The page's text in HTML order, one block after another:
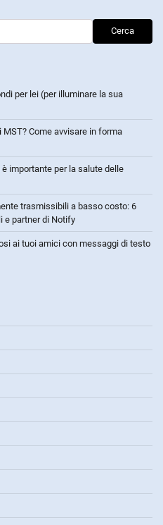
Cerca
per lei (per illuminare la sua
Come avvisare in forma
importante per la salute delle
trasmissibili a basso costo: 6
e partner di Notify
ai tuoi amici con messaggi di testo